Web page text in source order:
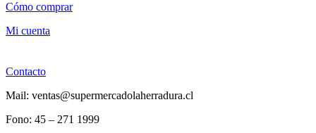
Cómo comprar
Mi cuenta
Contacto
Mail: ventas@supermercadolaherradura.cl
Fono: 45 – 271 1999